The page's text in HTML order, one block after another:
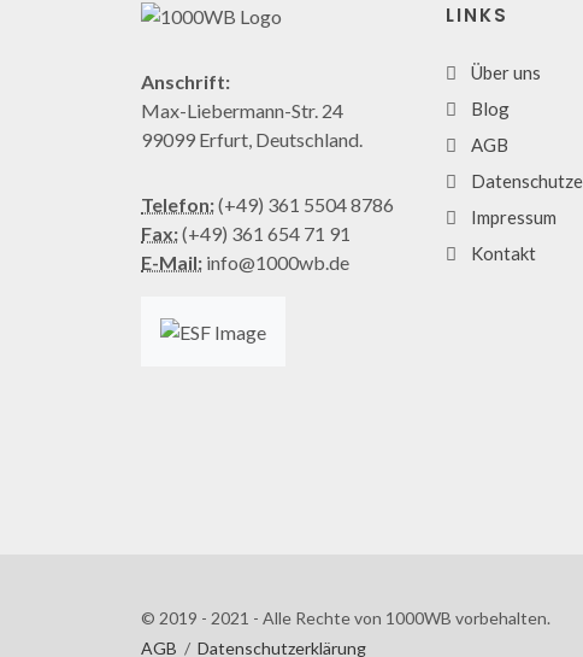
Anschrift:
Max-Liebermann-Str. 24
99099 Erfurt, Deutschland.
Telefon:(+49) 361 5504 8786
Fax:(+49) 361 654 71 91
E-Mail: info@1000wb.de
LINKS
Über uns
Blog
AGB
Impressum
Kontakt
© 2019 - 2021 - Alle Rechte von 1000WB vorbehalten.
AGB / Datenschutzerklärung